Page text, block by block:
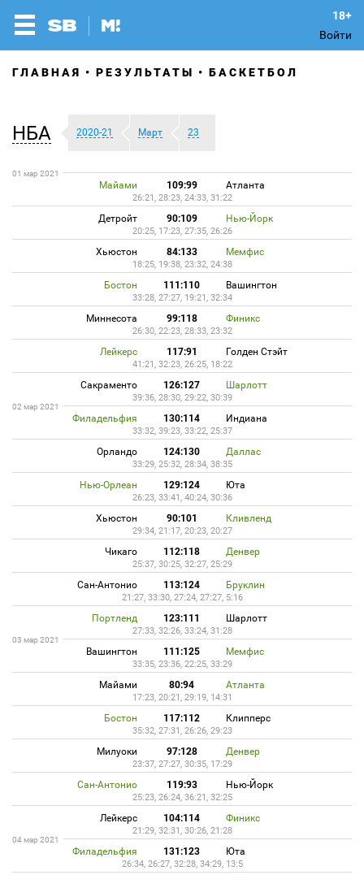
Войти
ГЛАВНАЯ РЕЗУЛЬТАТЫ БАСКЕТБОЛ
НБА 2020-21 Март 23
01 мар 2021
Майами 109:99 Атланта
26:21, 28:23, 24:33, 31:22
Детройт 90:109 Нью-Йорк
20:25, 17:23, 27:35, 26:26
Хьюстон 84:133 Мемфис
18:25, 19:38, 23:32, 24:38
Бостон 111:110 Вашингтон
33:28, 27:27, 19:21, 32:34
Миннесота 99:118 Финикс
26:30, 22:23, 28:33, 23:32
Лейкерс 117:91 Голден Стэйт
41:21, 32:23, 26:25, 18:22
Сакраменто 126:127 Шарлотт
39:36, 28:30, 29:22, 30:39
02 мар 2021
Филадельфия 130:114 Индиана
33:32, 39:23, 33:22, 25:37
Орландо 124:130 Даллас
33:29, 25:32, 28:34, 38:35
Нью-Орлеан 129:124 Юта
26:23, 33:41, 40:24, 30:36
Хьюстон 90:101 Кливленд
29:34, 21:17, 20:23, 20:27
Чикаго 112:118 Денвер
25:37, 30:25, 32:27, 25:29
Сан-Антонио 113:124 Бруклин
21:27, 33:30, 27:24, 27:27, 5:16
Портленд 123:111 Шарлотт
27:33, 32:26, 33:24, 31:28
03 мар 2021
Вашингтон 111:125 Мемфис
33:35, 23:36, 22:25, 33:29
Майами 80:94 Атланта
17:23, 20:21, 29:19, 14:31
Бостон 117:112 Клипперс
35:32, 27:31, 26:26, 29:23
Милуоки 97:128 Денвер
23:37, 27:27, 30:35, 17:29
Сан-Антонио 119:93 Нью-Йорк
25:23, 26:24, 36:21, 32:25
Лейкерс 104:114 Финикс
21:29, 32:31, 30:26, 21:28
04 мар 2021
Филадельфия 131:123 Юта
26:34, 26:27, 32:28, 34:29, 13:5